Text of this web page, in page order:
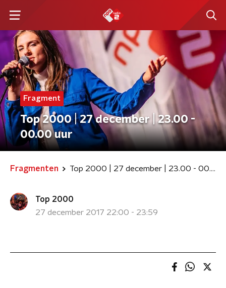
Fragment
Top 2000 | 27 december | 23.00 -
00.00 uur
Fragmenten Top 2000 | 27 december | 23.00 - 00.00 uur
Top 2000
27 december 2017 22:00 - 23:59